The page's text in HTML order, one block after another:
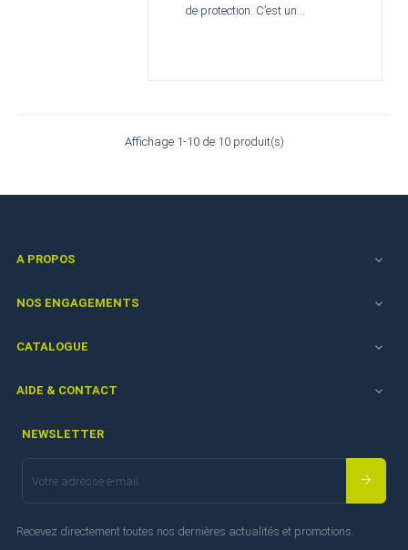
de protection. C’est un...
Affichage 1-10 de 10 produit(s)
A PROPOS 
NOS ENGAGEMENTS 
CATALOGUE 
AIDE & CONTACT 
NEWSLETTER
Recevez directement toutes nos dernières actualités et promotions.